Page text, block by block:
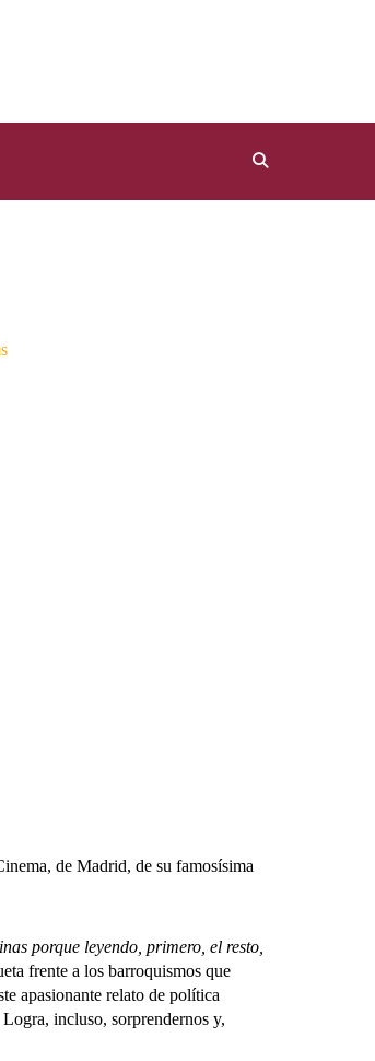
de Madrid, de su famosísima
porque leyendo, primero, el resto,
frente a los barroquismos que
apasionante relato de política
incluso, sorprendernos y,